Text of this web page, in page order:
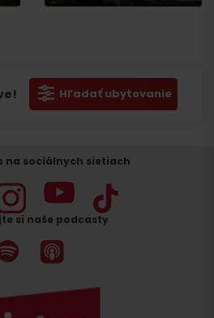
Hľadať ubytovanie
na sociálnych sietiach
si naše podcasty